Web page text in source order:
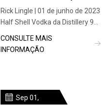
Rick Lingle | 01 de junho de 2023
Half Shell Vodka da Distillery 98
diretores da microdestilaria têm
pela sustentabilidade. A história
CONSULTE MAIS
INFORMAÇÃO
Sep 01,